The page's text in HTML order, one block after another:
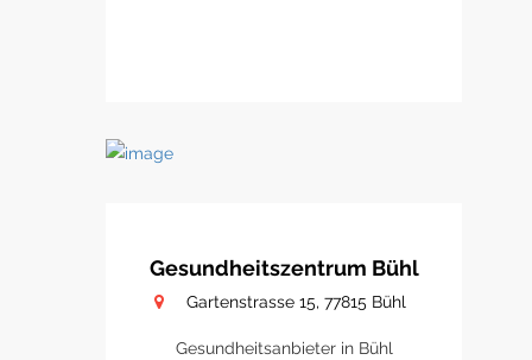
Gesundheitszentrum Bühl
Gartenstrasse 15, 77815 Bühl
Gesundheitsanbieter in Bühl